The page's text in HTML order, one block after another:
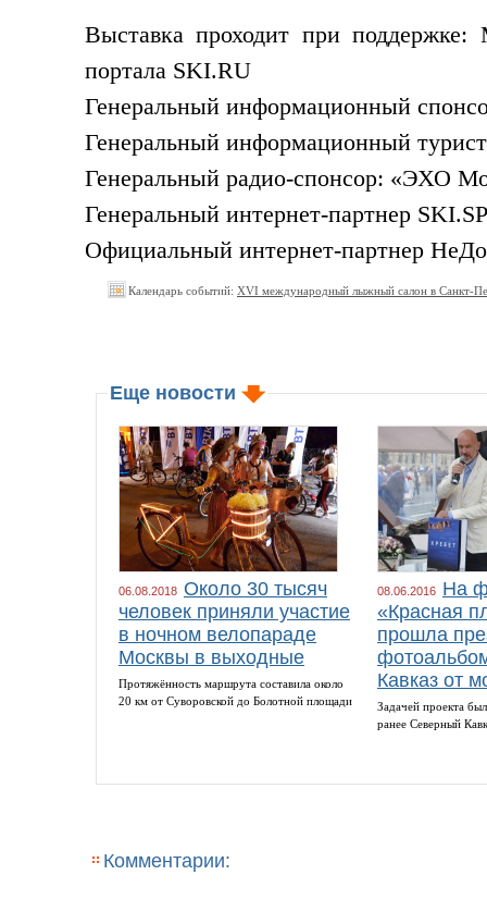
Выставка проходит при поддержке:
портала SKI.RU
Генеральный информационный
Генеральный информационный
Генеральный радио-спонсор: «ЭХО
Генеральный интернет-партнер
Официальный интернет-партнер
Календарь событий: XVI международный лыжный салон в Санкт-
Еще новости
06.08.2018 Около 30 тысяч
человек приняли участие
в ночном велопараде
Москвы в выходные
Протяжённость маршрута составила около
20 км от Суворовской до Болотной площади
08.06.2016 На
«Красная
прошла
Кавказ от
Задачей проекта
ранее Северный
Комментарии: